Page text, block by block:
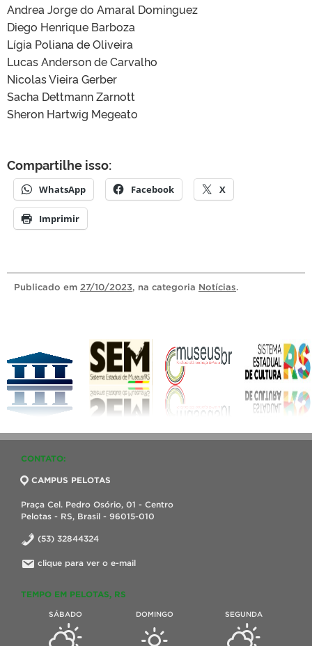
Andrea Jorge do Amaral Dominguez
Diego Henrique Barboza
Lígia Poliana de Oliveira
Lucas Anderson de Carvalho
Nicolas Vieira Gerber
Sacha Dettmann Zarnott
Sheron Hartwig Megeato
Compartilhe isso:
WhatsApp Facebook X
Imprimir
Publicado em 27/10/2023, na categoria Notícias.
CONTATO:
CAMPUS PELOTAS
Praça Cel. Pedro Osório, 01 - Centro
Pelotas - RS, Brasil - 96015-010
(53) 32844324
clique para ver o e-mail
TEMPO EM PELOTAS, RS
SÁBADO DOMINGO SEGUNDA